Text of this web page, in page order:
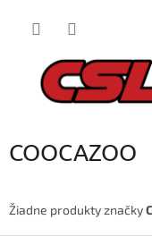
COOCAZOO
Žiadne produkty značky